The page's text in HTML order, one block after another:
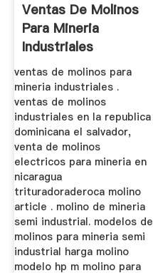
Ventas De Molinos
Para Mineria
Industriales
ventas de molinos para
mineria industriales .
ventas de molinos
industriales en la republica
dominicana el salvador,
venta de molinos
electricos para mineria en
nicaragua
trituradoraderoca molino
article . molino de mineria
semi industrial. modelos de
molinos para mineria semi
industrial harga molino
modelo hp m molino para